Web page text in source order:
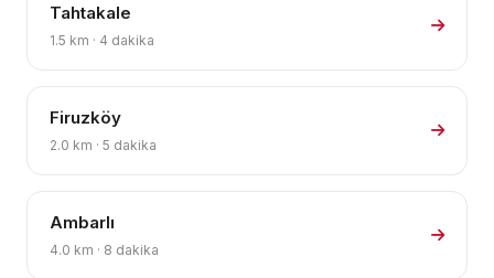
Tahtakale
1.5 km · 4 dakika
Firuzköy
2.0 km · 5 dakika
Ambarlı
4.0 km · 8 dakika